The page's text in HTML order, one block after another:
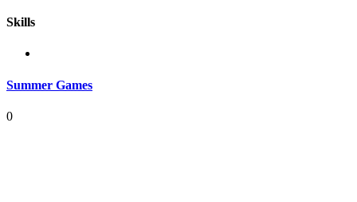
Skills
Summer Games
0